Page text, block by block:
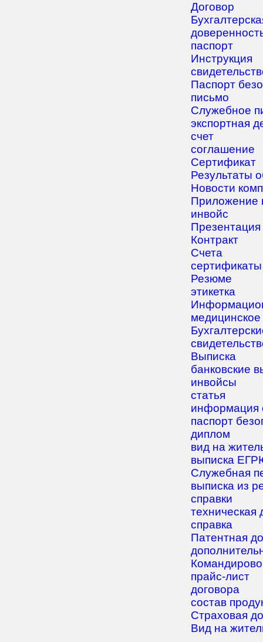
Договор
паспорт
Инструкция
Паспорт
письмо
Служебное
экспортная
счет
соглашение
Сертификат
Результаты
Новости
Приложение
инвойс
Презентация
Контракт
Счета
сертификаты
Резюме
этикетка
Выписка
банковские
инвойсы
статья
информация
паспорт
диплом
вид на
выписка
Служебная
выписка из
справки
техническая
справка
Патентная
прайс-лист
договора
состав
Страховая
Вид на